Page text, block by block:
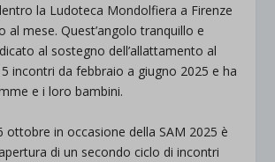
la Ludoteca Mondolfiera a Firenze
al mese. Quest’angolo tranquillo e
al sostegno dell’allattamento al
incontri da febbraio a giugno 2025 e ha
e i loro bambini.
ottobre in occasione della SAM 2025 è
di un secondo ciclo di incontri